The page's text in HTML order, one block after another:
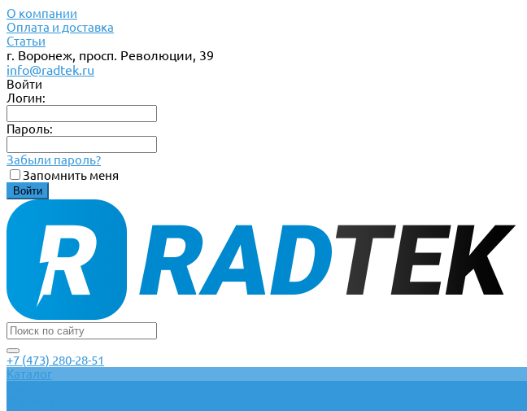
О компании
Оплата и доставка
Статьи
г. Воронеж, просп. Революции, 39
info@radtek.ru
Войти
Логин:
Пароль:
Забыли пароль?
Запомнить меня
+7 (473) 280-28-51
Каталог